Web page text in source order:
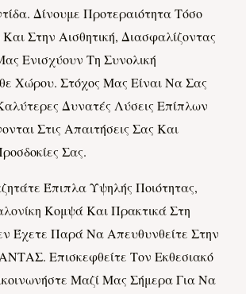
Δίνουμε Προτεραιότητα Τόσο
Στην Αισθητική, Διασφαλίζοντας
Ενισχύουν Τη Συνολική
Χώρου. Στόχος Μας Είναι Να Σας
Δυνατές Λύσεις Επίπλων
Στις Απαιτήσεις Σας Και
Σας.
Έπιπλα Υψηλής Ποιότητας,
Κομψά Και Πρακτικά Στη
Έχετε Παρά Να Απευθυνθείτε Στην
Επισκεφθείτε Τον Εκθεσιακό
Μαζί Μας Σήμερα Για Να